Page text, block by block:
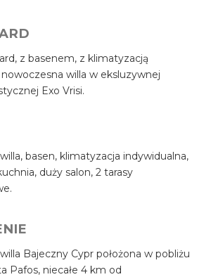
z basenem, z klimatyzacją
willa w eksluzywnej
Exo Vrisi.
basen, klimatyzacja indywidualna,
duży salon, 2 tarasy
Bajeczny Cypr położona w pobliżu
Pafos, niecałe 4 km od